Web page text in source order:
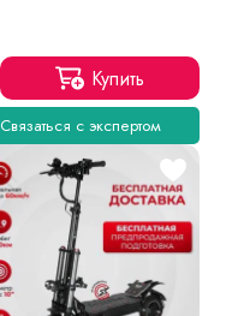
Купить
Связаться с экспертом